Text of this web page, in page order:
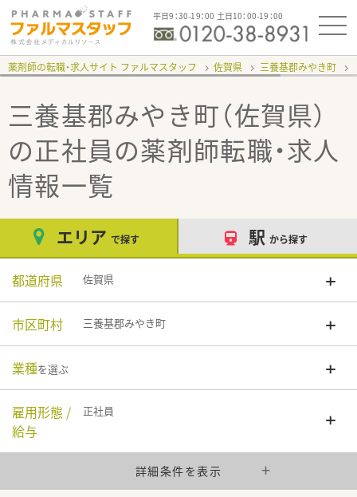
平日9：30-19：00 土日10：00-19：00
薬剤師の転職・求人サイト ファルマスタッフ 佐賀県 三養基郡みやき町
三養基郡みやき町（佐賀県）
の正社員の薬剤師転職・求人
情報一覧
エリア で探す 駅 から探す
都道府県 佐賀県
市区町村 三養基郡みやき町
業種を選ぶ
雇用形態 /
給与
正社員
詳細条件を表示